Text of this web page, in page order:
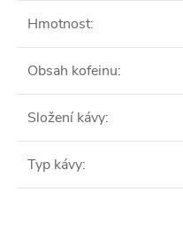
Hmotnost:
Obsah kofeinu:
Složení kávy:
Typ kávy: